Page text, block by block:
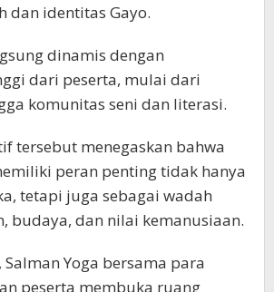
dan identitas Gayo.
dinamis dengan
dari peserta, mulai dari
komunitas seni dan literasi.
tersebut menegaskan bahwa
peran penting tidak hanya
tetapi juga sebagai wadah
budaya, dan nilai kemanusiaan.
Salman Yoga bersama para
peserta membuka ruang